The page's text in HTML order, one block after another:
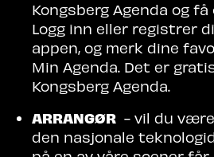
Kongsberg Agenda og
Logg inn eller registrer
appen, og merk dine
Min Agenda. Det er
Kongsberg Agenda.
ARRANGØR - vil du
den nasjonale